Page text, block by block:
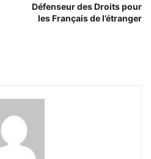
Défenseur des Droits pour
les Français de l’étranger